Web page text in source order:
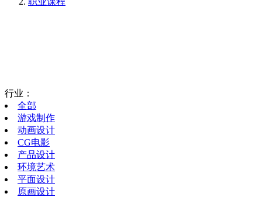
行业：
全部
游戏制作
动画设计
CG电影
产品设计
环境艺术
平面设计
原画设计